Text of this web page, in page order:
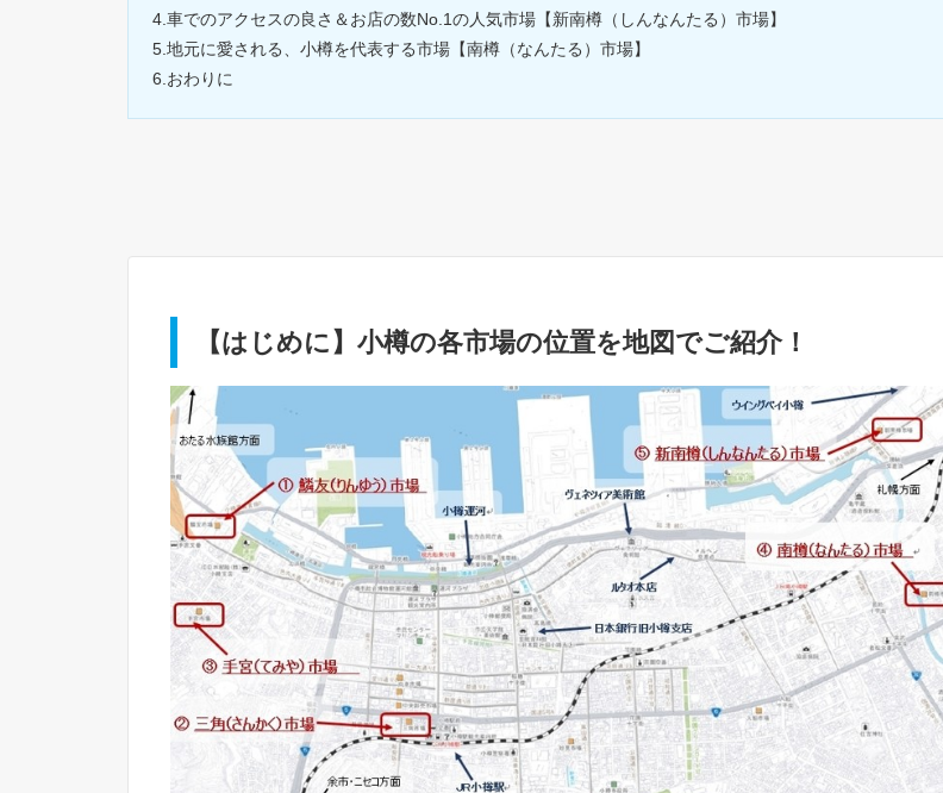
4.車でのアクセスの良さ＆お店の数No.1の人気市場【新南樽（しんなんたる）市場】
5.地元に愛される、小樽を代表する市場【南樽（なんたる）市場】
6.おわりに
【はじめに】小樽の各市場の位置を地図でご紹介！